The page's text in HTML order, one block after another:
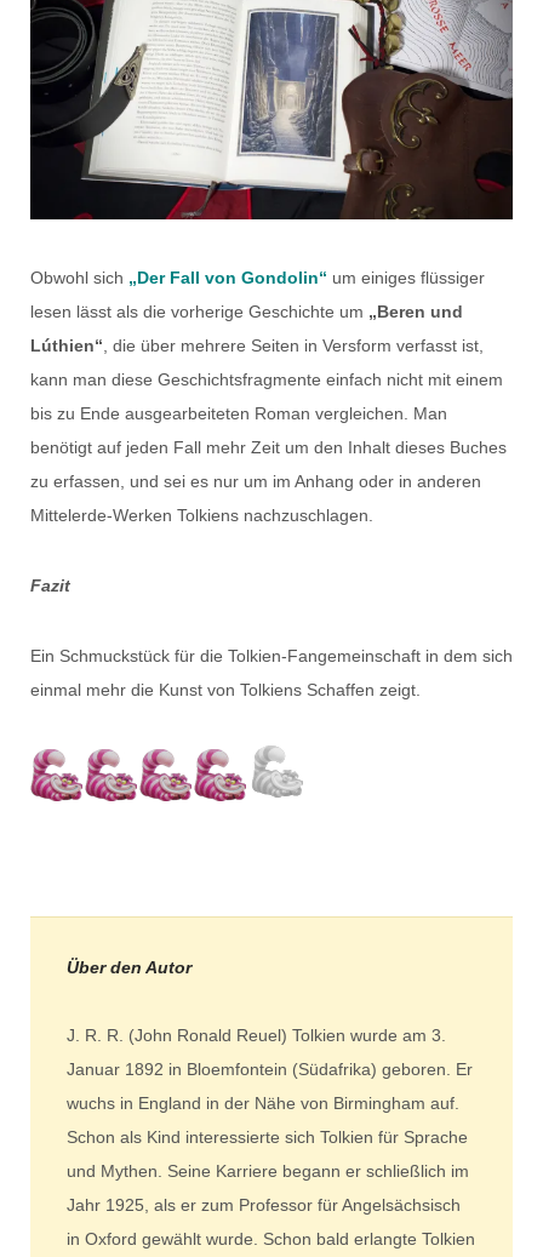
Obwohl sich „Der Fall von Gondolin“ um einiges flüssiger
lesen lässt als die vorherige Geschichte um „Beren und
Lúthien“ , die über mehrere Seiten in Versform verfasst ist,
kann man diese Geschichtsfragmente einfach nicht mit einem
bis zu Ende ausgearbeiteten Roman vergleichen. Man
benötigt auf jeden Fall mehr Zeit um den Inhalt dieses Buches
zu erfassen, und sei es nur um im Anhang oder in anderen
Mittelerde-Werken Tolkiens nachzuschlagen.
Fazit
Ein Schmuckstück für die Tolkien-Fangemeinschaft in dem sich
einmal mehr die Kunst von Tolkiens Schaffen zeigt.
Über den Autor
J. R. R. (John Ronald Reuel) Tolkien wurde am 3.
Januar 1892 in Bloemfontein (Südafrika) geboren. Er
wuchs in England in der Nähe von Birmingham auf.
Schon als Kind interessierte sich Tolkien für Sprache
und Mythen. Seine Karriere begann er schließlich im
Jahr 1925, als er zum Professor für Angelsächsisch
in Oxford gewählt wurde. Schon bald erlangte Tolkien